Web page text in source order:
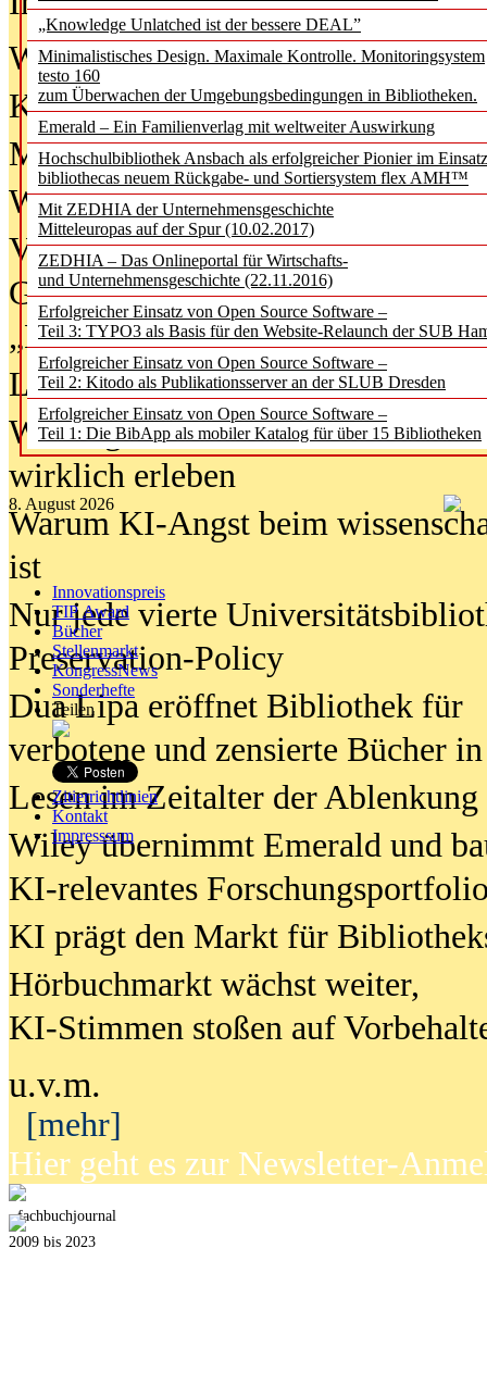
„Knowledge Unlatched ist der bessere DEAL”
Minimalistisches Design. Maximale Kontrolle. Monitoringsystem
testo 160
zum Überwachen der Umgebungsbedingungen in Bibliotheken.
Emerald – Ein Familienverlag mit weltweiter Auswirkung
Hochschulbibliothek Ansbach als erfolgreicher Pionier im
bibliothecas neuem Rückgabe- und Sortiersystem flex AMH™
Mit ZEDHIA der Unternehmensgeschichte
Mitteleuropas auf der Spur (10.02.2017)
ZEDHIA – Das Onlineportal für Wirtschafts-
und Unternehmensgeschichte (22.11.2016)
Erfolgreicher Einsatz von Open Source Software –
Teil 3: TYPO3 als Basis für den Website-Relaunch der SUB
Erfolgreicher Einsatz von Open Source Software –
Teil 2: Kitodo als Publikationsserver an der SLUB Dresden
Erfolgreicher Einsatz von Open Source Software –
Teil 1: Die BibApp als mobiler Katalog für über 15 Bibliotheken
8. August 2026
Innovationspreis
TIP Award
Bücher
Stellenmarkt
KongressNews
Sonderhefte
Teilen
Zitierrichtlinien
Kontakt
Impresssum
Was Hochschul­bibliotheken von
Kinder in der digitalen Welt
Metadaten als Infrastruktur
Wenn Bots katalogisieren
Von Abschlusskleidern bis
Geisterjagd-Ausrüstung in der
„Library of Things“ unterwegs
Lesen als Infrastrukturaufgabe
Wie Jugendliche Social Media
wirklich erleben
Warum KI-Angst beim
ist
Nur jede vierte
Preservation-Policy
Dua Lipa eröffnet Bibliothek für
verbotene und zensierte Bücher
Lesen im Zeitalter der Ablenkung
Wiley übernimmt Emerald und
KI-relevantes
KI prägt den Markt für
Hörbuchmarkt wächst weiter,
KI-Stimmen stoßen auf
u.v.m.
[mehr]
Hier geht es zur Newsletter-
fachbuchjournal
2009 bis 2023